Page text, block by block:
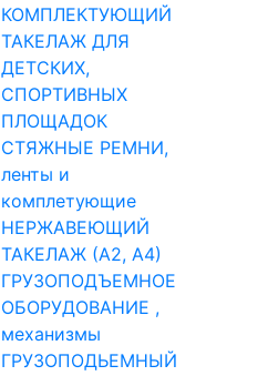
КОМПЛЕКТУЮЩИЙ
ТАКЕЛАЖ ДЛЯ
ДЕТСКИХ,
СПОРТИВНЫХ
ПЛОЩАДОК
СТЯЖНЫЕ РЕМНИ,
ленты и
комплетующие
НЕРЖАВЕЮЩИЙ
ТАКЕЛАЖ (А2, А4)
ГРУЗОПОДЪЕМНОЕ
ОБОРУДОВАНИЕ ,
механизмы
ГРУЗОПОДЬЕМНЫЙ